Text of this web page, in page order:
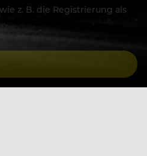
z. B. die Registrierung als